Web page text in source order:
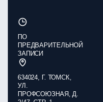
ПО
ПРЕДВАРИТЕЛЬНОЙ
ЗАПИСИ
634024, Г. ТОМСК,
УЛ.
ПРОФСОЮЗНАЯ, Д.